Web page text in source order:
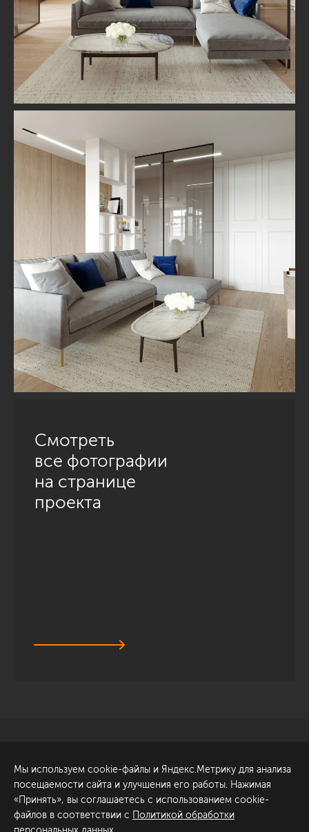
Смотреть
все фотографии
на странице
проекта
Обсудить проект
ул. Академика Павлова, 6
к1
+7 (812) 200-95-55
Мы используем cookie-файлы и Яндекс.Метрику для анализа
посещаемости сайта и улучшения его работы. Нажимая
«Принять», вы соглашаетесь с использованием cookie-
файлов в соответствии с Политикой обработки